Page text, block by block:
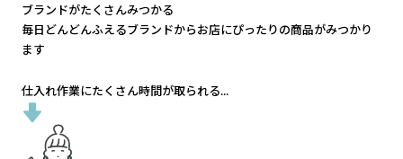
ブランドがたくさんみつかる
毎日どんどんふえるブランドからお店にぴったりの商品がみつかり
ます
仕入れ作業にたくさん時間が取られる...